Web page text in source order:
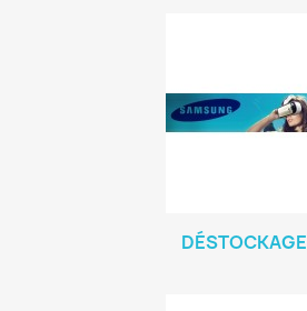
DÉSTOCKAGE